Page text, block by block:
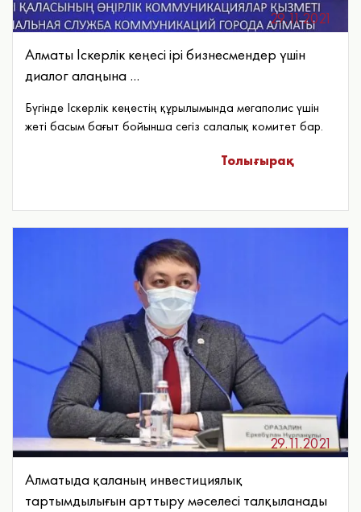
29.11.2021
Алматы Іскерлік кеңесі ірі бизнесмендер үшін
диалог алаңына ...
Бүгінде Іскерлік кеңестің құрылымында мегаполис үшін
жеті басым бағыт бойынша сегіз салалық комитет бар.
Толығырақ
29.11.2021
Алматыда қаланың инвестициялық
тартымдылығын арттыру мәселесі талқыланады